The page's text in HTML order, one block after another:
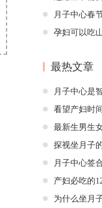
月子中心春
孕妇可以吃
最热文章
月子中心是
看望产妇时
最新生男生
探视坐月子
月子中心签
产妇必吃的
为什么坐月